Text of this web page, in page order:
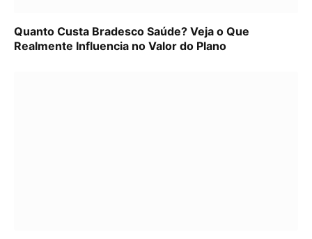
Quanto Custa Bradesco Saúde? Veja o Que
Realmente Influencia no Valor do Plano